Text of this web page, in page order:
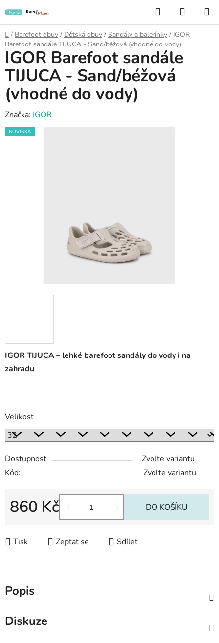
na
obsah
Hledat
KOŠÍK
Domů
/ Barefoot obuv / Dětská obuv / Sandály a balerínky / IGOR
Barefoot sandále TIJUCA - Sand/béžová (vhodné do vody)
IGOR TIJUCA – lehké barefoot sandály do vody i na
zahradu
Velikost
Dostupnost
Zvolte variantu
Kód:
Zvolte variantu
860 Kč DO KOŠÍKU
Tisk Zeptat se Sdílet
IGOR Barefoot sandále
TIJUCA - Sand/béžová
(vhodné do vody)
Značka: IGOR
NOVINKA
Popis
Diskuze